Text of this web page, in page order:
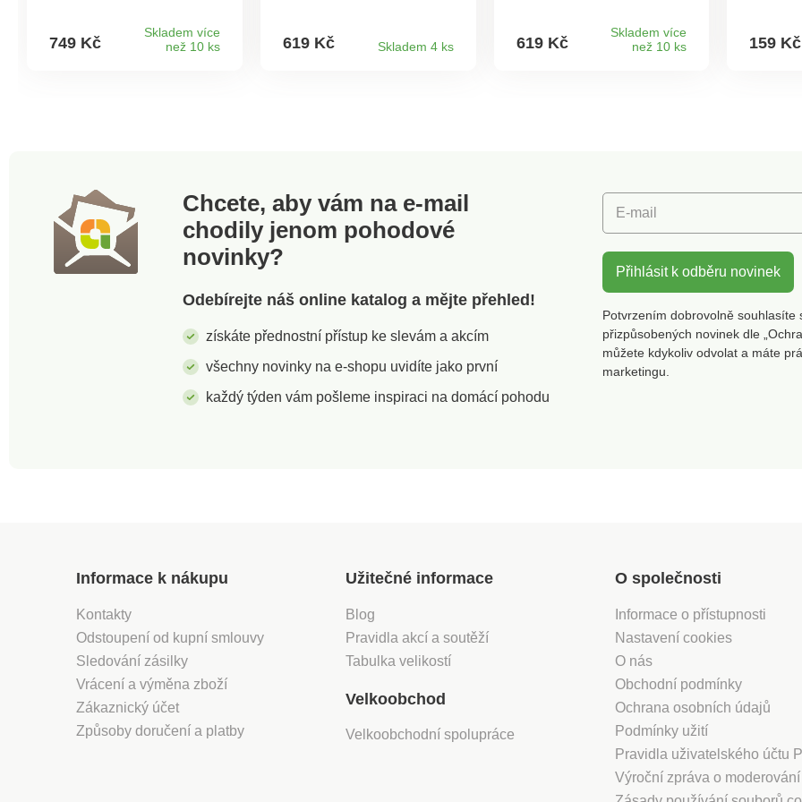
Jednoduché upevnění
pomocí popruhů. Lze prát
749 Kč
Skladem více
než 10 ks
°C. Velurový potah s
619 Kč Skladem 4 ks
pohodlné. Lze prát na 30
°C. Velurový potah s
619 Kč
Skladem více
než 10 ks
je
Pusťte
sušení
Pro
kroužky
159 Kč
Chcete, aby vám na e-mail
chodily jenom pohodové
novinky?
Odebírejte náš online katalog a mějte přehled!
získáte přednostní přístup ke slevám a akcím
všechny novinky na e-shopu uvidíte jako první
každý týden vám pošleme inspiraci na domácí pohodu
E-mail
Přihlásit k odběru novinek
Potvrzením dobrovolně
přizpůsobených novinek dle
můžete kdykoliv odvolat a máte
marketingu.
Informace k nákupu
Kontakty
Odstoupení od kupní smlouvy
Sledování zásilky
Vrácení a výměna zboží
Zákaznický účet
Způsoby doručení a platby
Užitečné informace
Blog
Pravidla akcí a soutěží
Tabulka velikostí
Velkoobchod
Velkoobchodní spolupráce
O společnosti
Informace o přístupnosti
Nastavení cookies
O nás
Obchodní podmínky
Ochrana osobních údajů
Podmínky užití
Pravidla uživatelského účtu
Výroční zpráva o